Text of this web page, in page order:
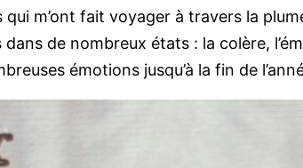
m’ont fait voyager à travers la
de nombreux états : la colère,
émotions jusqu’à la fin de